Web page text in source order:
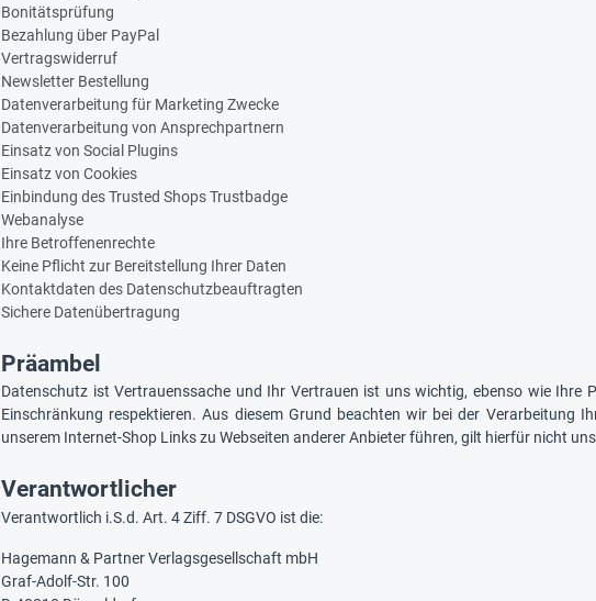
Bonitätsprüfung
Bezahlung über PayPal
Vertragswiderruf
Newsletter Bestellung
Datenverarbeitung für Marketing Zwecke
Datenverarbeitung von Ansprechpartnern
Einsatz von Social Plugins
Einsatz von Cookies
Einbindung des Trusted Shops Trustbadge
Webanalyse
Ihre Betroffenenrechte
Keine Pflicht zur Bereitstellung Ihrer Daten
Kontaktdaten des Datenschutzbeauftragten
Sichere Datenübertragung
Präambel
Datenschutz ist Vertrauenssache und Ihr Vertrauen ist uns wichtig, ebenso wie Ihre
Einschränkung respektieren. Aus diesem Grund beachten wir bei der Verarbeitung
unserem Internet-Shop Links zu Webseiten anderer Anbieter führen, gilt hierfür nicht
Verantwortlicher
Verantwortlich i.S.d. Art. 4 Ziff. 7 DSGVO ist die:
Hagemann & Partner Verlagsgesellschaft mbH
Graf-Adolf-Str. 100